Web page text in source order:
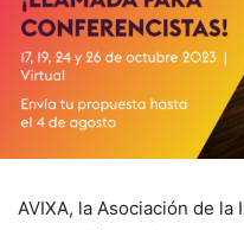
AVIXA, la Asociación de